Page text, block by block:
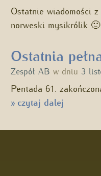
Ostatnie wiadomości
norweski mysikrólik
Ostatnia
Zespół AB w dniu 3
Pentada 61.
»czytaj dalej